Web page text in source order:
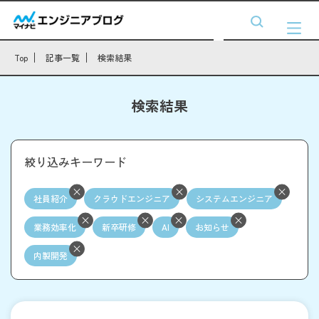
Top 記事一覧 検索結果
検索結果
絞り込みキーワード
社員紹介 クラウドエンジニア システムエンジニア
業務効率化 新卒研修 AI お知らせ
内製開発